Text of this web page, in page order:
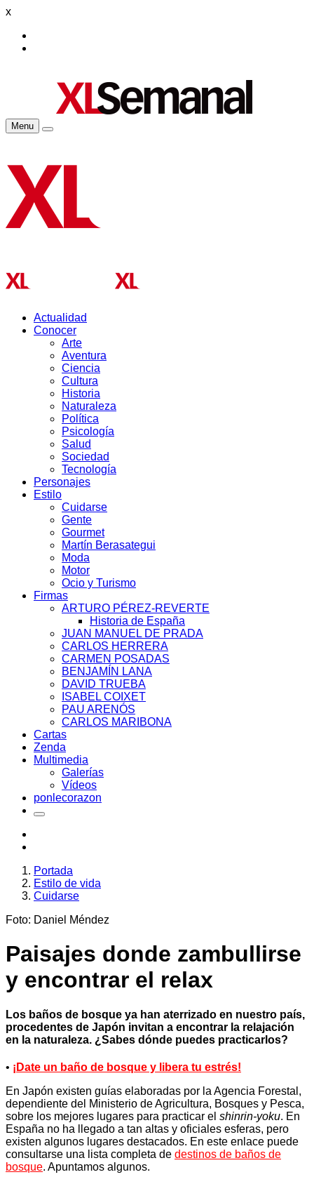
x
Menu
Actualidad
Conocer
Arte
Aventura
Ciencia
Cultura
Historia
Naturaleza
Política
Psicología
Salud
Sociedad
Tecnología
Personajes
Estilo
Cuidarse
Gente
Gourmet
Martín Berasategui
Moda
Motor
Ocio y Turismo
Firmas
ARTURO PÉREZ-REVERTE
Historia de España
JUAN MANUEL DE PRADA
CARLOS HERRERA
CARMEN POSADAS
BENJAMÍN LANA
DAVID TRUEBA
ISABEL COIXET
PAU ARENÓS
CARLOS MARIBONA
Cartas
Zenda
Multimedia
Galerías
Vídeos
ponlecorazon
Portada
Estilo de vida
Cuidarse
Foto: Daniel Méndez
Paisajes donde zambullirse
y encontrar el relax
Los baños de bosque ya han aterrizado en nuestro país,
procedentes de Japón invitan a encontrar la relajación
en la naturaleza. ¿Sabes dónde puedes practicarlos?
• ¡Date un baño de bosque y libera tu estrés!
En Japón existen guías elaboradas por la Agencia Forestal,
dependiente del Ministerio de Agricultura, Bosques y Pesca,
sobre los mejores lugares para practicar el shinrin-yoku. En
España no ha llegado a tan altas y oficiales esferas, pero
existen algunos lugares destacados. En este enlace puede
consultarse una lista completa de destinos de baños de
bosque. Apuntamos algunos.